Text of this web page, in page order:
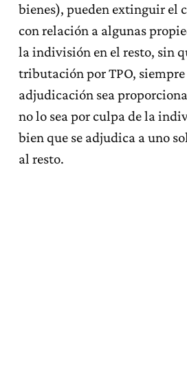
bienes), pueden extinguir el
con relación a algunas
la indivisión en el resto, sin
tributación por TPO,
adjudicación sea
no lo sea por culpa de la
bien que se adjudica a uno
al resto.